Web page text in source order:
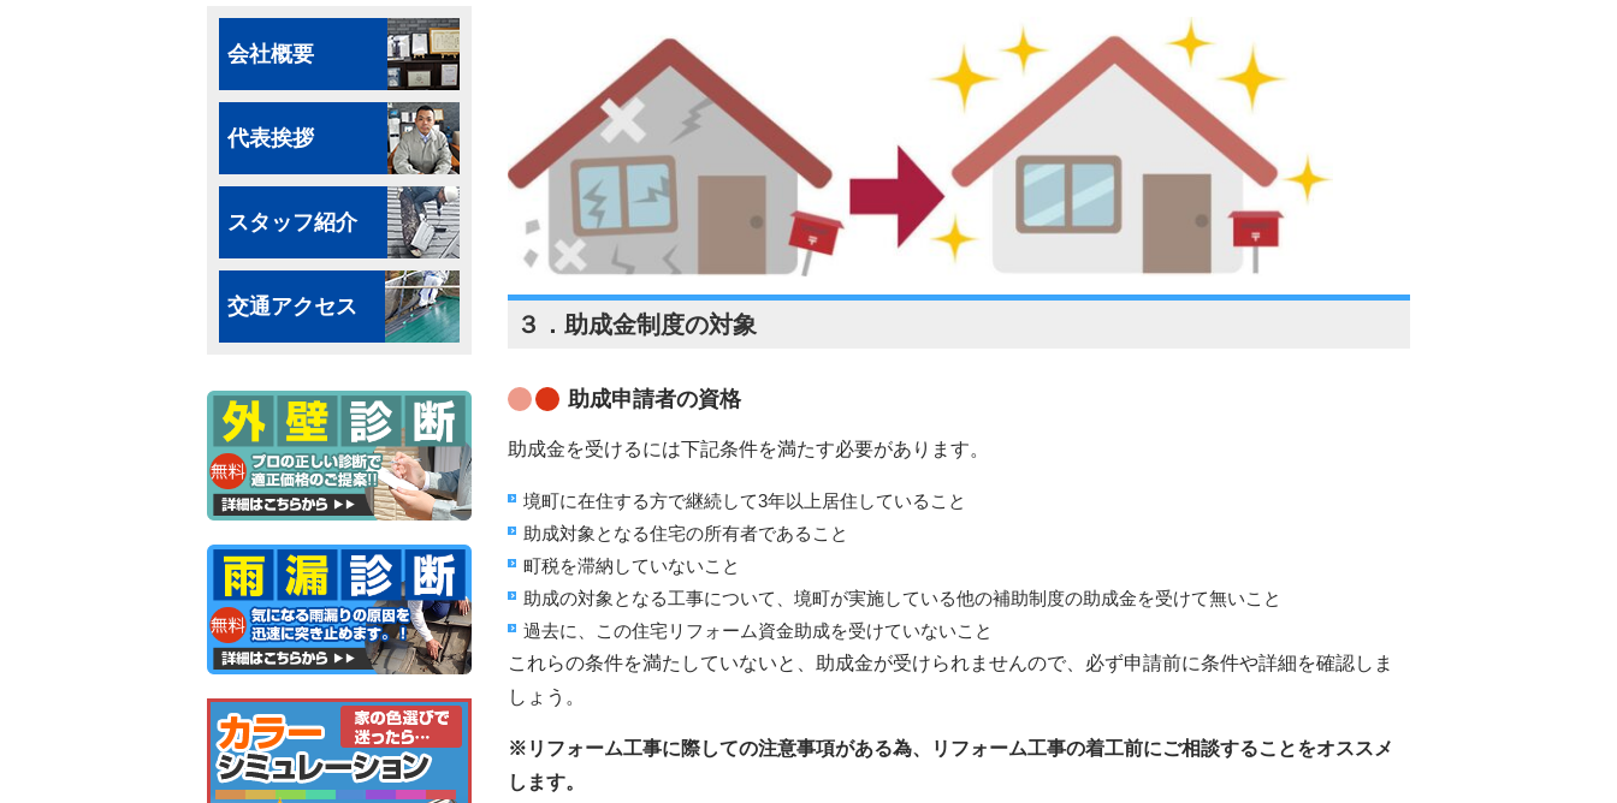
３．助成金制度の対象
助成申請者の資格
助成金を受けるには下記条件を満たす必要があります。
境町に在住する方で継続して3年以上居住していること
助成対象となる住宅の所有者であること
町税を滞納していないこと
助成の対象となる工事について、境町が実施している他の補助制度の助成金を受けて無いこと
過去に、この住宅リフォーム資金助成を受けていないこと
これらの条件を満たしていないと、助成金が受けられませんので、必ず申請前に条件や詳細を確認しま
しょう。
※ リフォーム工事に際しての注意事項がある為、 リフォーム工事の着工前にご相談することをオススメ
します。
会社概要
代表挨拶
スタッフ紹介
交通アクセス